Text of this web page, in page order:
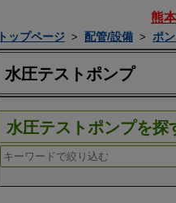
熊
トップページ > 配管/設備 > ポ
水圧テストポンプ
水圧テストポンプを探